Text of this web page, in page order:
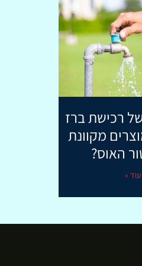
רכישת ברז
מקוונת
האוס?
»